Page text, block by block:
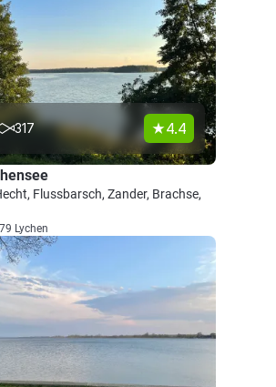
317 4.4
Flussbarsch, Zander, Brachse,
Lychen